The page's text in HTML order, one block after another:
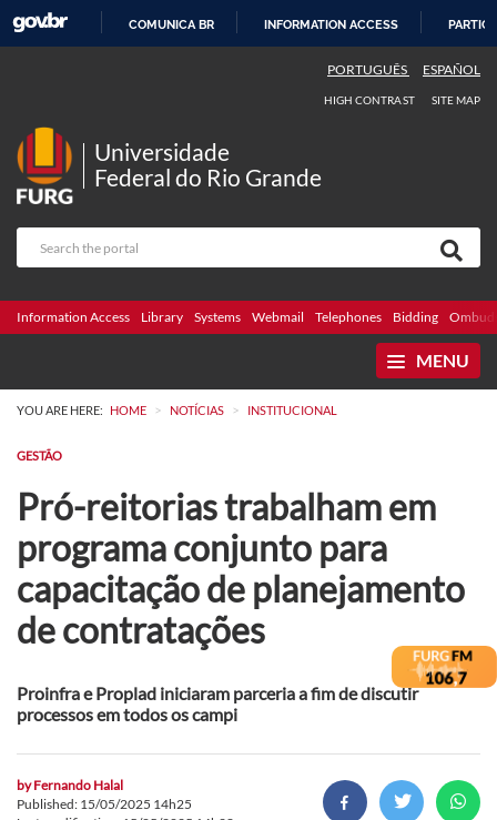
COMUNICA BR INFORMATION ACCESS
PORTUGUÊS ESPAÑOL
HIGH CONTRAST SITE MAP
Universidade
Federal do Rio Grande
Information Access Library Systems Webmail Telephones Bidding
MENU
YOU ARE HERE: HOME > NOTÍCIAS > INSTITUCIONAL
GESTÃO
Pró-reitorias trabalham em
programa conjunto para
capacitação de planejamento
de contratações
Proinfra e Proplad iniciaram parceria a fim de discutir
processos em todos os campi
byFernando Halal
Published: 15/05/2025 14h25